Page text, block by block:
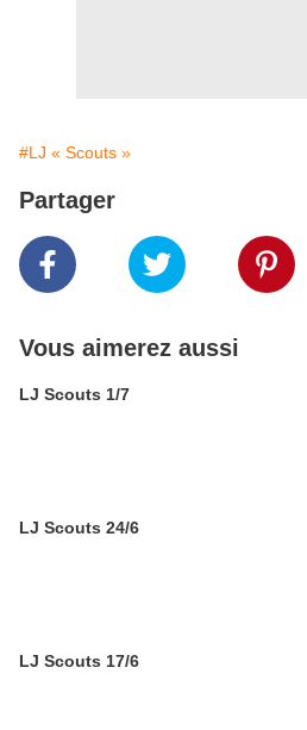
#LJ « Scouts »
Partager
Vous aimerez aussi
LJ Scouts 1/7
LJ Scouts 24/6
LJ Scouts 17/6